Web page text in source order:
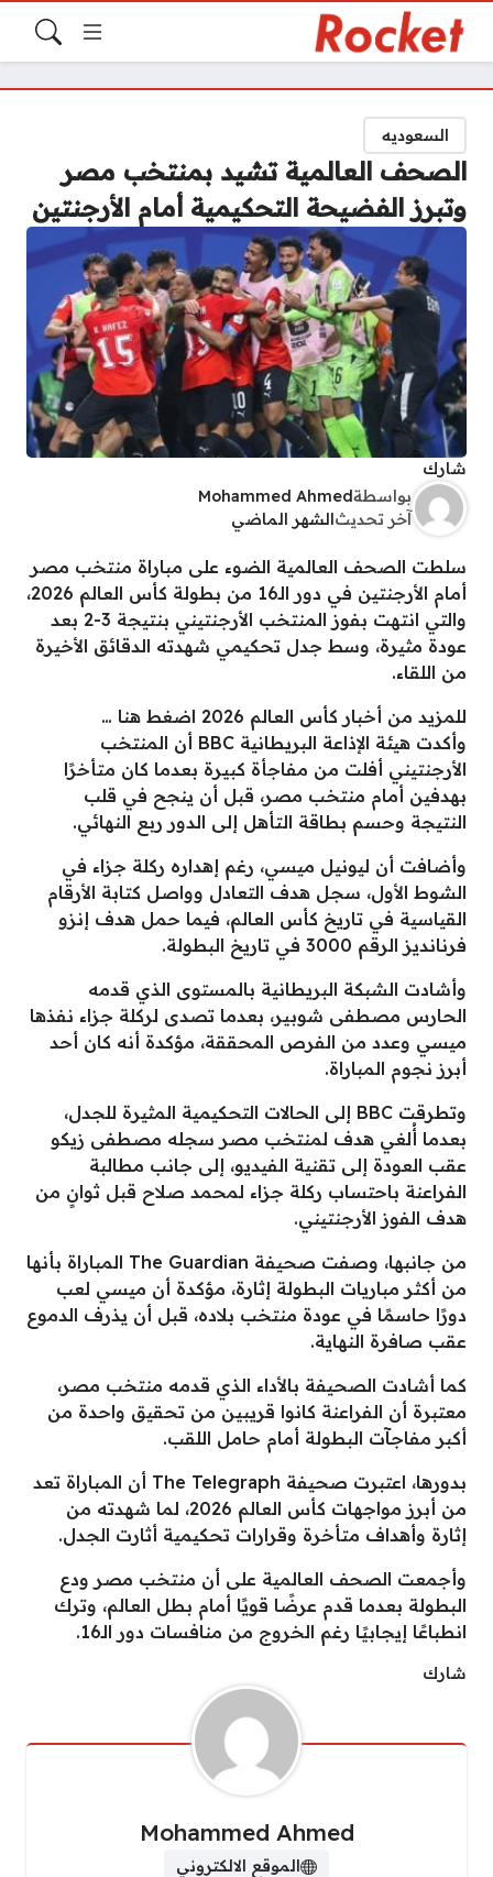
السعوديه
الصحف العالمية تشيد بمنتخب مصر
وتبرز الفضيحة التحكيمية أمام الأرجنتين
شارك
بواسطةMohammed Ahmed
آخر تحديث الشهر الماضي
سلطت الصحف العالمية الضوء على مباراة منتخب مصر
أمام الأرجنتين في دور الـ16 من بطولة كأس العالم 2026،
والتي انتهت بفوز المنتخب الأرجنتيني بنتيجة 3-2 بعد
عودة مثيرة، وسط جدل تحكيمي شهدته الدقائق الأخيرة
من اللقاء.
للمزيد من أخبار كأس العالم 2026 اضغط هنا …
وأكدت هيئة الإذاعة البريطانية BBC أن المنتخب
الأرجنتيني أفلت من مفاجأة كبيرة بعدما كان متأخرًا
بهدفين أمام منتخب مصر، قبل أن ينجح في قلب
النتيجة وحسم بطاقة التأهل إلى الدور ربع النهائي.
وأضافت أن ليونيل ميسي، رغم إهداره ركلة جزاء في
الشوط الأول، سجل هدف التعادل وواصل كتابة الأرقام
القياسية في تاريخ كأس العالم، فيما حمل هدف إنزو
فرنانديز الرقم 3000 في تاريخ البطولة.
وأشادت الشبكة البريطانية بالمستوى الذي قدمه
الحارس مصطفى شوبير، بعدما تصدى لركلة جزاء نفذها
ميسي وعدد من الفرص المحققة، مؤكدة أنه كان أحد
أبرز نجوم المباراة.
وتطرقت BBC إلى الحالات التحكيمية المثيرة للجدل،
بعدما أُلغي هدف لمنتخب مصر سجله مصطفى زيكو
عقب العودة إلى تقنية الفيديو، إلى جانب مطالبة
الفراعنة باحتساب ركلة جزاء لمحمد صلاح قبل ثوانٍ من
هدف الفوز الأرجنتيني.
من جانبها، وصفت صحيفة The Guardian المباراة بأنها
من أكثر مباريات البطولة إثارة، مؤكدة أن ميسي لعب
دورًا حاسمًا في عودة منتخب بلاده، قبل أن يذرف الدموع
عقب صافرة النهاية.
كما أشادت الصحيفة بالأداء الذي قدمه منتخب مصر،
معتبرة أن الفراعنة كانوا قريبين من تحقيق واحدة من
أكبر مفاجآت البطولة أمام حامل اللقب.
بدورها، اعتبرت صحيفة The Telegraph أن المباراة تعد
من أبرز مواجهات كأس العالم 2026، لما شهدته من
إثارة وأهداف متأخرة وقرارات تحكيمية أثارت الجدل.
وأجمعت الصحف العالمية على أن منتخب مصر ودع
البطولة بعدما قدم عرضًا قويًا أمام بطل العالم، وترك
انطباعًا إيجابيًا رغم الخروج من منافسات دور الـ16.
شارك
Mohammed Ahmed
الموقع الالكتروني